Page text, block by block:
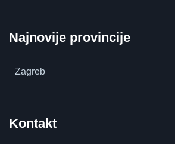
Najnovije provincije
Zagreb
Kontakt